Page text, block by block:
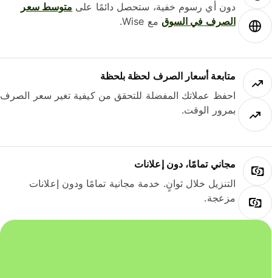
دون أي رسوم خفية، ستحصل دائمًا علىمتوسط ​​سعر
الصرف في السوقمع Wise.
متابعة أسعار الصرف لحظة بلحظة
احفظ عملاتك المفضلة للتحقق من كيفية تغير سعر الصرف
بمرور الوقت.
مجاني تمامًا، دون إعلانات
التنزيل خلال ثوانٍ. خدمة مجانية تمامًا ودون إعلانات
مزعجة.